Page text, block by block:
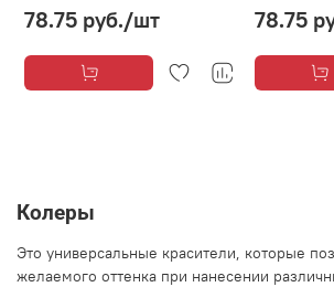
78.75 руб./шт 78.75
Колеры
Это универсальные красители, которые
желаемого оттенка при нанесении